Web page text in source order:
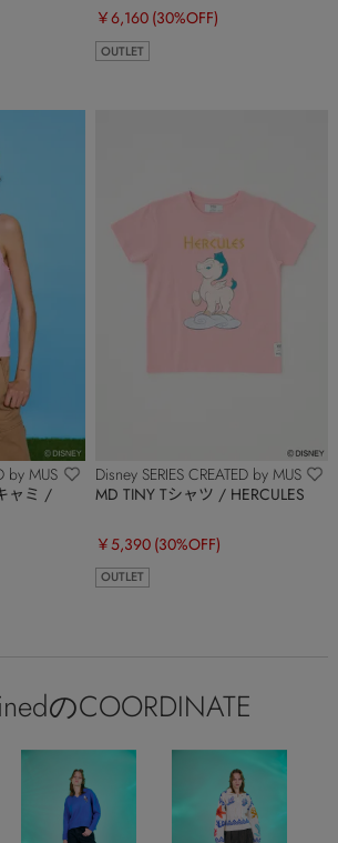
￥6,160 (30%OFF)
OUTLET
by MUS
ャミ /
Disney SERIES CREATED by MUS
MD TINY Tシャツ / HERCULES
￥5,390 (30%OFF)
OUTLET
のCOORDINATE